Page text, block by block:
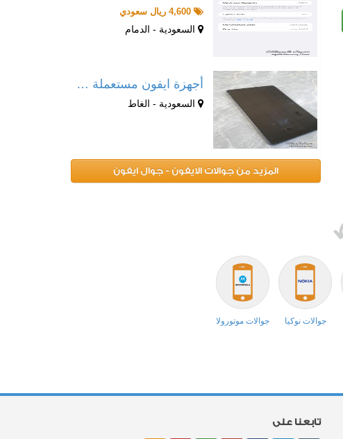
4,600 ريال سعودي
السعودية - الدمام
أجهزة ايفون مستعملة …
السعودية - الغاط
المزيد من جوالات الايفون - جوال ايفون
جوالات نوكيا جوالات موتورولا
تابعنا على